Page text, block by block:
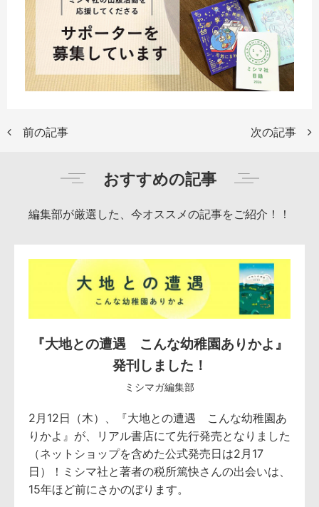
前の記事 次の記事
おすすめの記事
編集部が厳選した、今オススメの記事をご紹介！！
『大地との遭遇 こんな幼稚園ありかよ』
発刊しました！
ミシマガ編集部
2月12日（木）、『大地との遭遇 こんな幼稚園あ
りかよ』が、リアル書店にて先行発売となりました
（ネットショップを含めた公式発売日は2月17
日）！ミシマ社と著者の税所篤快さんの出会いは、
15年ほど前にさかのぼります。